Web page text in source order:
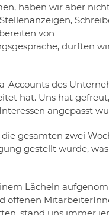
haben wir aber
von
durften
Accounts des
hat. Uns hat
angepasst
gesamten zwei
gestellt wurde,
Lächeln
offenen